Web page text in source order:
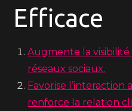
Efficace
Augmente la
réseaux sociaux.
Favorise l’interaction
renforce la relation